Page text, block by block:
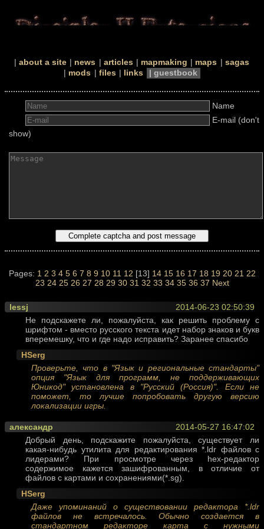
about a site news articles mapmaking maps
sagas
mods
files links guestbook
Name
E-mail (don't
show)
Pages: 1 2 3 4 5 6 7 8 9 10 11 12 [13] 14 15 16 17 18 19 20 21 22
23 24 25 26 27 28 29 30 31 32 33 34 35 36 37 Next
2014-06-23 02:50:39
lessj
Не подскажете ли, пожалуйста, как решить проблему с
шрифтом - вместо русского текста идет набор знаков и букв
вперемешку, что и где надо исправить? Заранее спасибо
HSerg
Проверьте, что в "Язык и региональные стандарты"
опция "Язык для программ, не поддерживающих
Юникод" установлена в "Русский (Россия)". Если не
поможет, то лучше попробовать другую версию
локализации игры.
2014-05-27 16:47:02
александр
Добрый день, подскажите пожалуйста, существует ли
какая-нибудь утилита для редактирования *.ldr файлов с
лидерами? При просмотре через hex-редактор
содержимое кажется зашифрованным, в отличие от
файлов с картами и сохранениями(*.sg).
HSerg
Даже упоминаний о существовании редактора *.ldr
файлов не встречалось. Обычно создается в
стандартном редакторе карта с нужными